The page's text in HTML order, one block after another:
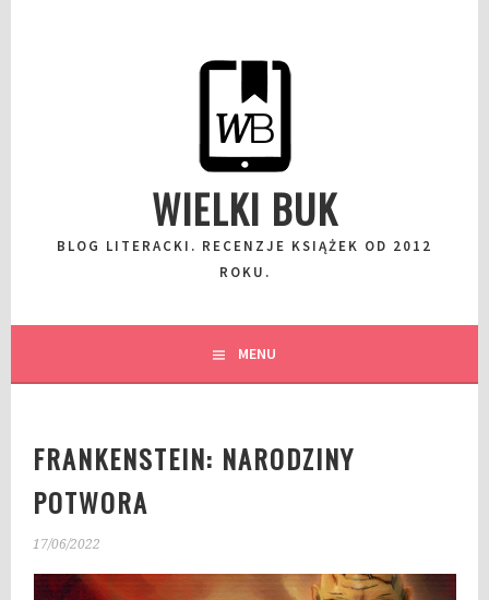
WIELKI BUK
BLOG LITERACKI. RECENZJE KSIĄŻEK OD 2012
ROKU.
MENU
FRANKENSTEIN: NARODZINY
POTWORA
17/06/2022